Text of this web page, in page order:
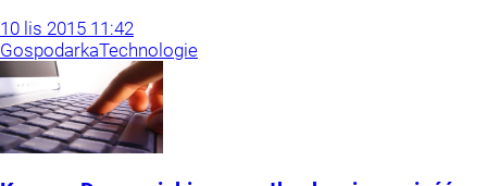
10 lis 2015 11:42
GospodarkaTechnologie